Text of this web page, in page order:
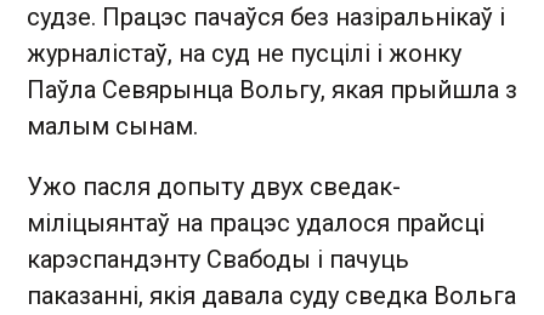
судзе. Працэс пачаўся без назіральнікаў і
журналістаў, на суд не пусцілі і жонку
Паўла Севярынца Вольгу, якая прыйшла з
малым сынам.
Ужо пасля допыту двух сведак-
міліцыянтаў на працэс удалося прайсці
карэспандэнту Свабоды і пачуць
паказанні, якія давала суду сведка Вольга